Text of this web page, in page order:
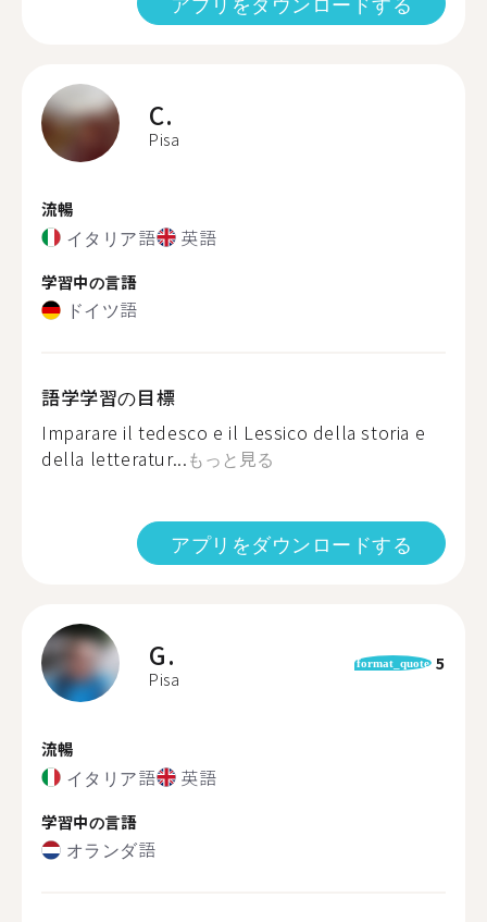
C.
Pisa
流暢
イタリア語 英語
学習中の言語
ドイツ語
語学学習の目標
Imparare il tedesco e il Lessico della storia e
della letteratur...もっと見る
アプリをダウンロードする
G.
Pisa
format_quote 5
流暢
イタリア語 英語
学習中の言語
オランダ語